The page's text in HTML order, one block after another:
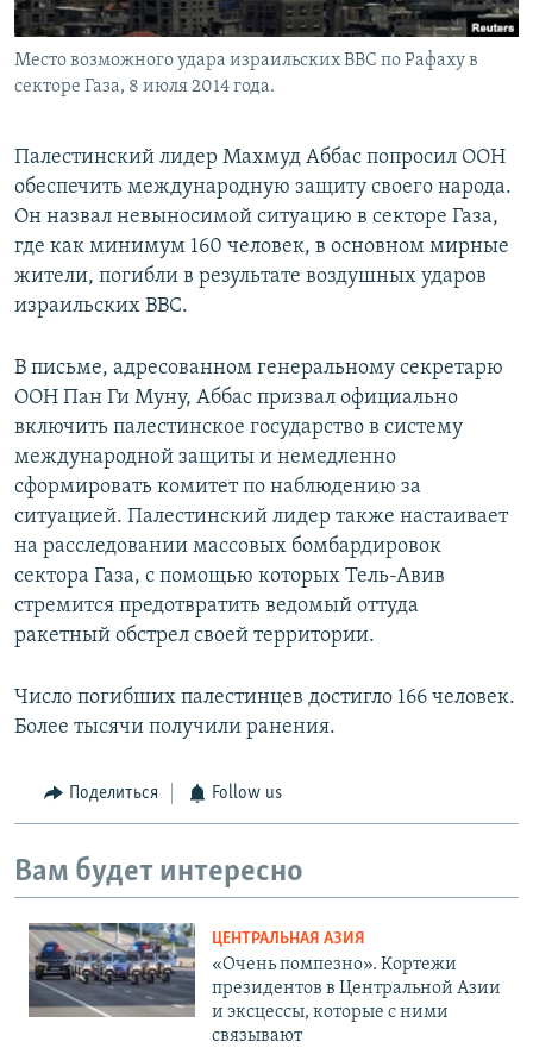
Место возможного удара израильских ВВС по Рафаху в
секторе Газа, 8 июля 2014 года.
Палестинский лидер Махмуд Аббас попросил ООН
обеспечить международную защиту своего народа.
Он назвал невыносимой ситуацию в секторе Газа,
где как минимум 160 человек, в основном мирные
жители, погибли в результате воздушных ударов
израильских ВВС.
В письме, адресованном генеральному секретарю
ООН Пан Ги Муну, Аббас призвал официально
включить палестинское государство в систему
международной защиты и немедленно
сформировать комитет по наблюдению за
ситуацией. Палестинский лидер также настаивает
на расследовании массовых бомбардировок
сектора Газа, с помощью которых Тель-Авив
стремится предотвратить ведомый оттуда
ракетный обстрел своей территории.
Число погибших палестинцев достигло 166 человек.
Более тысячи получили ранения.
Поделиться Follow us
Вам будет интересно
ЦЕНТРАЛЬНАЯ АЗИЯ
«Очень помпезно». Кортежи
президентов в Центральной Азии
и эксцессы, которые с ними
связывают